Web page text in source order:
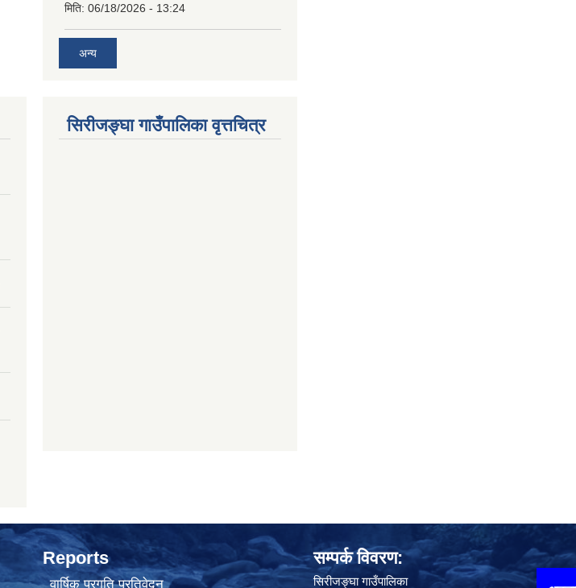
मिति: 06/18/2026 - 13:24
अन्य
सिरीजङ्घा गाउँपालिका वृत्तचित्र
Reports
वार्षिक प्रगति प्रतिवेदन
सम्पर्क विवरण:
सिरीजङ्घा गाउँपालिका